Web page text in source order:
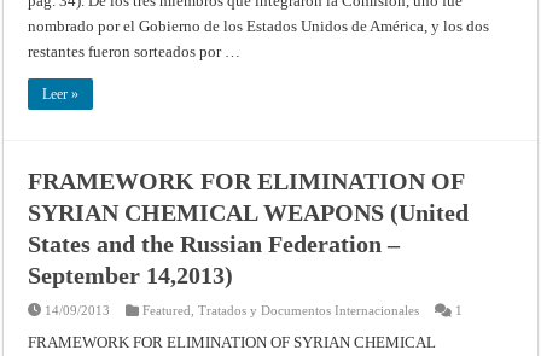
la
Unificación
de
las
Leyes
nombrado por el Gobierno de los Estados Unidos de América, y los dos
restantes fueron sorteados por …
Leer »
FRAMEWORK FOR ELIMINATION OF
SYRIAN CHEMICAL WEAPONS (United
States and the Russian Federation –
September 14,2013)
14/09/2013 Featured ,Tratados y Documentos Internacionales 1
FRAMEWORK FOR ELIMINATION OF SYRIAN CHEMICAL